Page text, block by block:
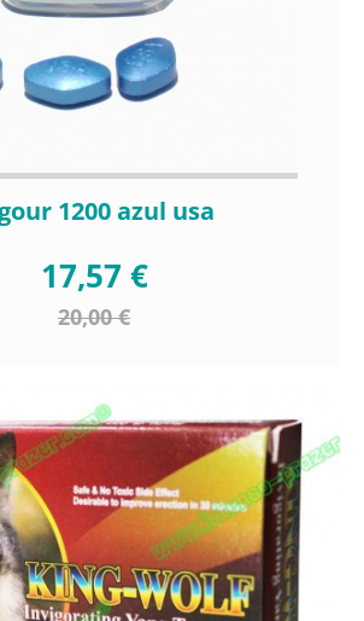
1200 azul usa
17,57 €
20,00 €